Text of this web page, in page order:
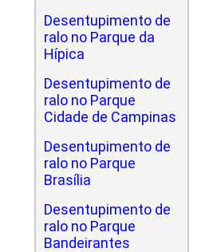
Desentupimento de
ralo no Parque da
Hípica
Desentupimento de
ralo no Parque
Cidade de Campinas
Desentupimento de
ralo no Parque
Brasília
Desentupimento de
ralo no Parque
Bandeirantes